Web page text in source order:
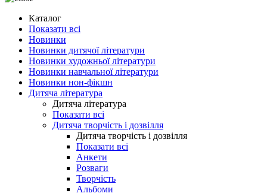
Каталог
Показати всі
Новинки
Новинки дитячої літератури
Новинки художньої літератури
Новинки навчальної літератури
Новинки нон-фікшн
Дитяча література
Дитяча література
Показати всі
Дитяча творчість і дозвілля
Дитяча творчість і дозвілля
Показати всі
Анкети
Розваги
Творчість
Альбоми